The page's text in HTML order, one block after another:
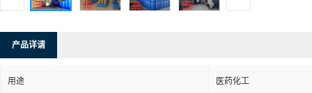
产品详请
用途 医药化工